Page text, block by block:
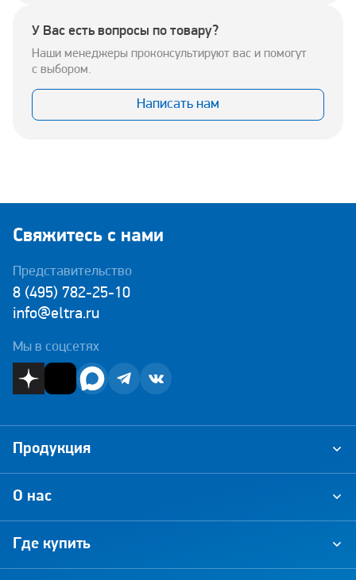
У Вас есть вопросы по товару?
Наши менеджеры проконсультируют вас и помогут
с выбором.
Написать нам
Свяжитесь с нами
Представительство
8 (495) 782-25-10
info@eltra.ru
Мы в соцсетях
О нас
Где купить
Продукция